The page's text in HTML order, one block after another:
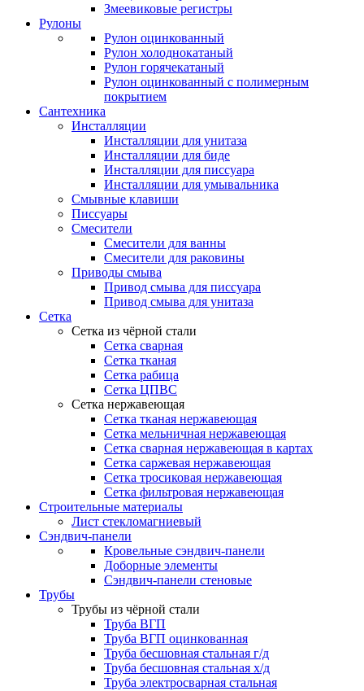
Змеевиковые регистры
Рулоны
Рулон оцинкованный
Рулон холоднокатаный
Рулон горячекатаный
Рулон оцинкованный с полимерным
покрытием
Сантехника
Инсталляции
Инсталляции для унитаза
Инсталляции для биде
Инсталляции для писсуара
Инсталляции для умывальника
Смывные клавиши
Писсуары
Смесители
Смесители для ванны
Смесители для раковины
Приводы смыва
Привод смыва для писсуара
Привод смыва для унитаза
Сетка
Сетка из чёрной стали
Сетка сварная
Сетка тканая
Сетка рабица
Сетка ЦПВС
Сетка нержавеющая
Сетка тканая нержавеющая
Сетка мельничная нержавеющая
Сетка сварная нержавеющая в картах
Сетка саржевая нержавеющая
Сетка тросиковая нержавеющая
Сетка фильтровая нержавеющая
Строительные материалы
Лист стекломагниевый
Сэндвич-панели
Кровельные сэндвич-панели
Доборные элементы
Сэндвич-панели стеновые
Трубы
Трубы из чёрной стали
Труба ВГП
Труба ВГП оцинкованная
Труба бесшовная стальная г/д
Труба бесшовная стальная х/д
Труба электросварная стальная